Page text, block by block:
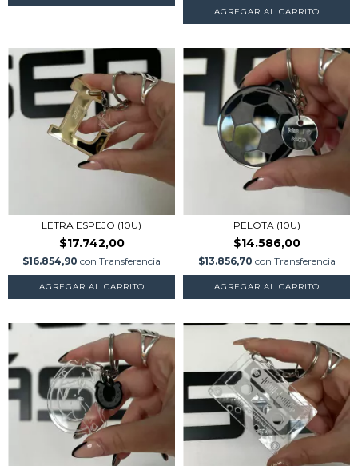
LETRA ESPEJO (10U)
$17.742,00
$16.854,90 con Transferencia
AGREGAR AL CARRITO
PELOTA (10U)
$14.586,00
$13.856,70 con Transferencia
AGREGAR AL CARRITO